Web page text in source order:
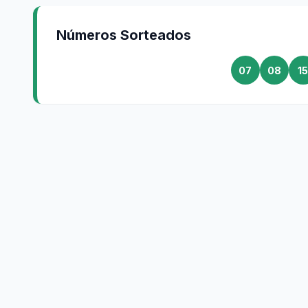
Números Sorteados
07 08 15